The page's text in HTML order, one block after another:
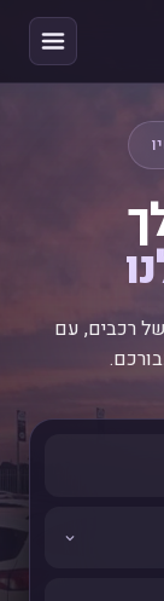
רכבים, עם